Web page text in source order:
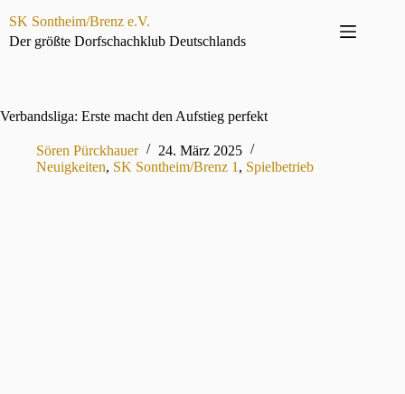
Inhalt
springen
SK Sontheim/Brenz e.V.
Der größte Dorfschachklub Deutschlands
Verbandsliga: Erste macht den Aufstieg perfekt
Sören Pürckhauer
24. März 2025
Neuigkeiten, SK Sontheim/Brenz 1 , Spielbetrieb